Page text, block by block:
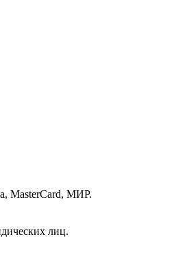
MasterCard, МИР.
лиц.